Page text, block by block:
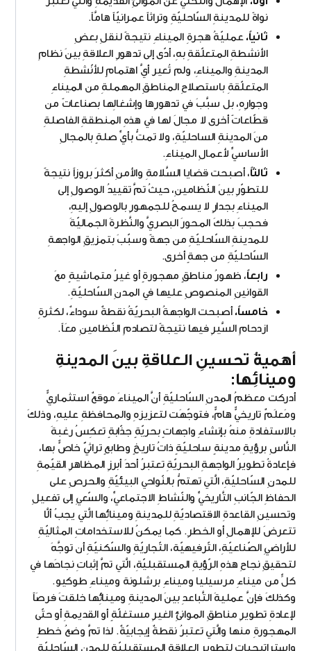
نواةً للمدينةِ السّاحليّةِ وتراثاً عمرانيّاً هامَّاً.
ثانياً،عمليّةُ هجرةِ الميناءِ نتيجةً لنقلِ بعضِ
الأنشطةِ المتعلّقةِ بهِ، أدّى إلى تدهورِ العلاقةِ بينَ نظامِ
المدينةِ والميناءِ، ولم تُعير أيَّ اهتمامٍ للأنّشطةِ
المتعلّقةِ باستصلاحِ المناطقِ المهملةِ من الميناءِ
وجوارِهِ، بل سبَّبَ في تدهورِها وإشغالِها بصناعاتً من
قطّاعاتً أخرى لا مجالَ لها في هذهِ المنطقةِ الفاصلةِ
منَ المدينةِ الساحليّةِ، ولا تمتُّ بأيِّ صلةٍ بالمجالِ
الأساسيِّ لأعمالِ الميناءِ.
ثالثاً، أصبحت قضايا السَّلامةِ والأمنِ أكثرَ بروزاً نتيجةً
للتطوّرِ بينَ النّظامينِ، حيثُ تمَّ تقييدُ الوصولِ إلى
الميناءِ بجدارٍ لا يسمحُ للجمهورِ بالوصولِ إليهِ،
فحجبَ بذلكَ المحورَ البصريَّ والنَّظرةَ الجماليّةَ
للمدينةِ السّاحليّةِ من جهةً وسبّبَ بتمزيقِ الواجهةِ
السّاحليّةِ من جهةٍ أخرى.
رابعاً، ظهورُ مناطقٍ مهجورةٍ أو غيرُ متماشيةٍ معَ
القوانينِ المنصوصِ عليها في المدنِ السّاحليّةِ.
خامساً،أصبحت الواجهةُ البحريّةُ نقطةٌ سوداءٌ، لكثرةِ
ازدحامِ السَّيرِ فيها نتيجةً لتصادمِ النّظامينِ معَاً.
أهميةُ تحسينِ العلاقةِ بينَ المدينةِ
ومينائِها:
أدركت معظمُ المدنِ السّاحليّةِ أنَّ الميناءَ موقعٌ استثماريٌّ
ومَعلَمٌ تاريخيٌّ هامٌّ، فتوجّهَت لتعزيزهِ والمحافظةِ عليهِ، وذلكَ
بالاستفادةِ منهُ بإنشاءِ واجهاتٍ بحريّةٍ جذّابةٍ تعكِسُ رغبةَ
النَّاسِ برؤيةِ مدينةٍ ساحليّةٍ ذاتُ تاريخٍ وطابعٍ تراثيًّ خاصٌّ بها،
فإعادةُ تطويرُ الواجهةِ البحريّةِ تعتبرُ أحدَ أبرزِ المظاهرِ القيّمةِ
للمدنِ السّاحليّةِ، الَّتي تهتمُّ بالنّواحي البيئيّةِ والحرصِ على
الحفاظِ الجّانبِ التَّاريخيِّ والنّشاطِ الاجتماعيِّ، والسّعيِ إلى تفعيلِ
وتحسينِ القاعدةِ الاقتصاديّةِ للمدينةِ ومينائِها الَّتي يجبُ ألَّا
تتعرضَ للإهمالِ أو الخطرِ. كما يمكنُ للاستخداماتِ المثاليّةِ
للأراضيِ الصّناعيّةِ، التّرفيهيّة، التّجاريّةِ والسّكنيّةِ أن توجَّهَ
لتحقيقِ نجاحِ هذهِ الرّؤيةِ المستقبليّةِ، الَّتي تمَّ إثباتِ نجاحَها في
كلٍّ من ميناءِ مرسيليا وميناءِ برشلونة وميناءِ طوكيو.
وكذلكَ فإنَّ عمليةَ التَّباعدِ بينَ المدينةِ ومينائِها خلقتَ فرصَاً
لإعادةِ تطويرِ مناطقِ الموانئِ الغيرِ مستغلّةٍ أو القديمةِ أو حتّى
المهجورةِ منها والَّتي تعتبرُ نقطةٌ إيجابيّةٌ. لذا تمَّ وضعُ خططٍ
واستراتيجياتٍ لتطويرِ العلاقةِ المستقبليّةِ للمدنِ السّاحليّةِ